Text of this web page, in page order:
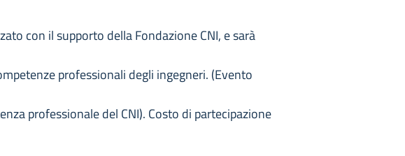
con il supporto della Fondazione CNI, e sarà
professionali degli ingegneri. (Evento
professionale del CNI). Costo di partecipazione